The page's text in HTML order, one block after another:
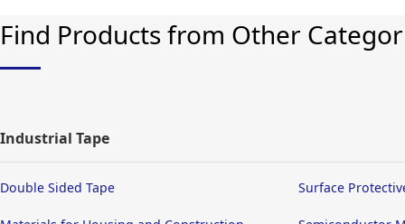
Find Products from Other
Industrial Tape
Double Sided Tape Surface